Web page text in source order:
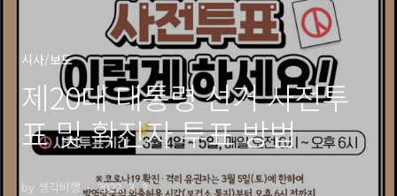
시사/보도
제20대 대통령 선거 사전투
표 및 확진자 투표 방법
by 생각비행 2022. 3. 3.